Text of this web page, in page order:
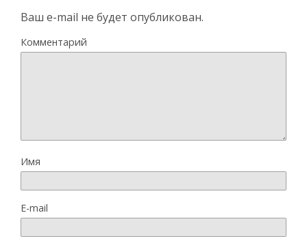
Ваш e-mail не будет опубликован.
Комментарий
Имя
E-mail